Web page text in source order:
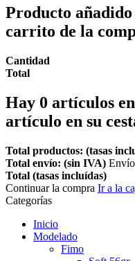
Producto
carrito de la
Cantidad
Total
Hay 0 artículos
artículo en su
Total productos: (tasas
Total envío: (sin IVA)
Total (tasas incluídas)
Continuar la compra Ir a la
Categorías
Inicio
Modelado
Fimo